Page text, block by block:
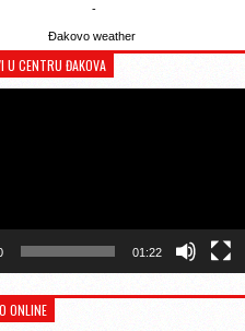
-
Đakovo weather
U CENTRU ĐAKOVA
01:22
ONLINE